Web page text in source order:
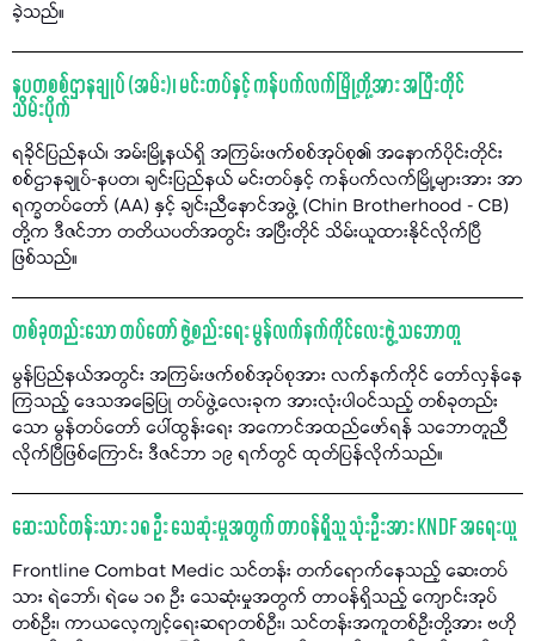
ခဲ့သည်။
နပတစစ်ဌာနချုပ် (အမ်း)၊ မင်းတပ်နှင့် ကန်ပက်လက်မြို့တို့အား အပြီးတိုင်
သိမ်းပိုက်
ရခိုင်ပြည်နယ်၊ အမ်းမြို့နယ်ရှိ အကြမ်းဖက်စစ်အုပ်စု၏ အနောက်ပိုင်းတိုင်း
စစ်ဌာနချုပ်-နပတ၊ ချင်းပြည်နယ် မင်းတပ်နှင့် ကန်ပက်လက်မြို့များအား အာ
ရက္ခတပ်တော် (AA) နှင့် ချင်းညီနောင်အဖွဲ့ (Chin Brotherhood - CB)
တို့က ဒီဇင်ဘာ တတိယပတ်အတွင်း အပြီးတိုင် သိမ်းယူထားနိုင်လိုက်ပြီ
ဖြစ်သည်။
တစ်ခုတည်းသော တပ်တော် ဖွဲ့စည်းရေး မွန်လက်နက်ကိုင်လေးဖွဲ့ သဘောတူ
မွန်ပြည်နယ်အတွင်း အကြမ်းဖက်စစ်အုပ်စုအား လက်နက်ကိုင် တော်လှန်နေ
ကြသည့် ဒေသအခြေပြု တပ်ဖွဲ့လေးခုက အားလုံးပါဝင်သည့် တစ်ခုတည်း
သော မွန်တပ်တော် ပေါ်ထွန်းရေး အကောင်အထည်ဖော်ရန် သဘောတူညီ
လိုက်ပြီဖြစ်ကြောင်း ဒီဇင်ဘာ ၁၉ ရက်တွင် ထုတ်ပြန်လိုက်သည်။
ဆေးသင်တန်းသား ၁၈ ဦး သေဆုံးမှုအတွက် တာဝန်ရှိသူ သုံးဦးအား KNDF အရေးယူ
Frontline Combat Medic သင်တန်း တက်ရောက်နေသည့် ဆေးတပ်
သား ရဲဘော်၊ ရဲမေ ၁၈ ဦး သေဆုံးမှုအတွက် တာဝန်ရှိသည့် ကျောင်းအုပ်
တစ်ဦး၊ ကာယလေ့ကျင့်ရေးဆရာတစ်ဦး၊ သင်တန်းအကူတစ်ဦးတို့အား ဗဟို